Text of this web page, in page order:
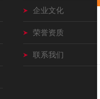
企业文化
荣誉资质
联系我们